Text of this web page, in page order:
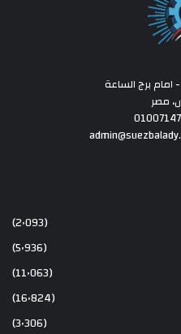
- امام برج الساعة
مصر
(2٬093)
(5٬936)
(11٬063)
(16٬824)
(3٬306)